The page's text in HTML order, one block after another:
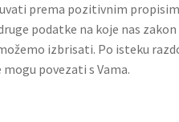
prema pozitivnim
podatke na koje nas
izbrisati. Po isteku
povezati s Vama.